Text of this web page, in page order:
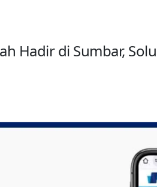
Hadir di Sumbar,